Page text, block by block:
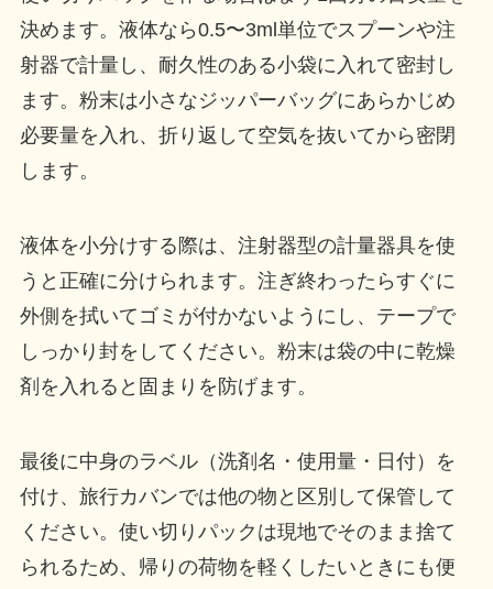
決めます。液体なら0.5〜3ml単位でスプーンや注
射器で計量し、耐久性のある小袋に入れて密封し
ます。粉末は小さなジッパーバッグにあらかじめ
必要量を入れ、折り返して空気を抜いてから密閉
します。
液体を小分けする際は、注射器型の計量器具を使
うと正確に分けられます。注ぎ終わったらすぐに
外側を拭いてゴミが付かないようにし、テープで
しっかり封をしてください。粉末は袋の中に乾燥
剤を入れると固まりを防げます。
最後に中身のラベル（洗剤名・使用量・日付）を
付け、旅行カバンでは他の物と区別して保管して
ください。使い切りパックは現地でそのまま捨て
られるため、帰りの荷物を軽くしたいときにも便